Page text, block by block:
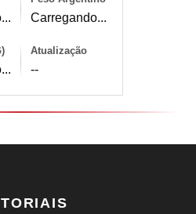
Carregando...
Atualização
--